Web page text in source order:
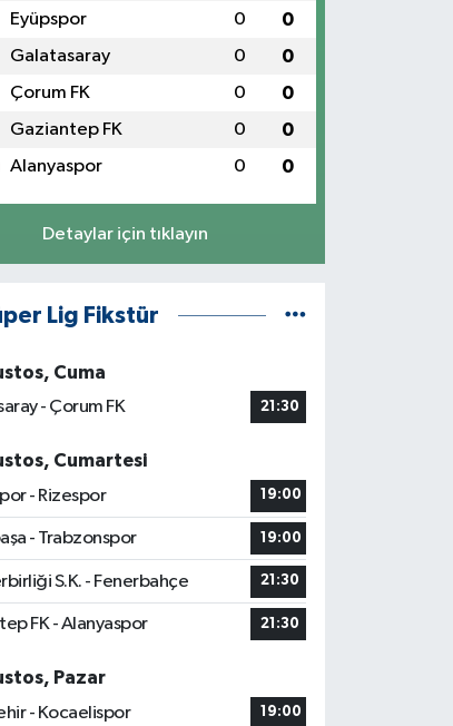
Eyüpspor 0 0
Galatasaray 0 0
Çorum FK 0 0
Gaziantep FK 0 0
Alanyaspor 0 0
Detaylar için tıklayın
Lig Fikstür
Cuma
- Çorum FK
21:30
Cumartesi
- Rizespor
19:00
- Trabzonspor 19:00
S.K. - Fenerbahçe 21:30
FK - Alanyaspor 21:30
Pazar
- Kocaelispor
19:00